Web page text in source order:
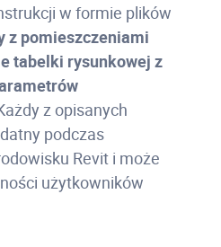
w formie plików
z pomieszczeniami
tabelki rysunkowej z
z opisanych
podczas
Revit i może
użytkowników